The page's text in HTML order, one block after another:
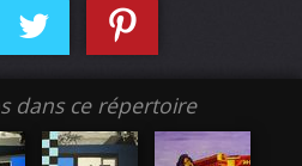
dans ce répertoire